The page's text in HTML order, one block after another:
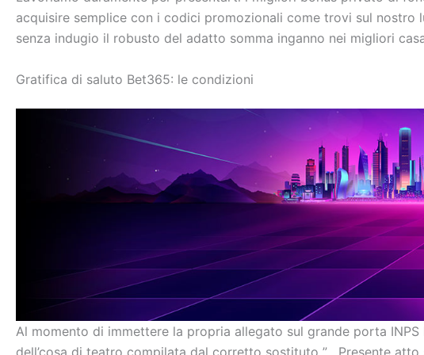
acquisire semplice con i codici promozionali come trovi sul
senza indugio il robusto del adatto somma inganno nei migliori
Gratifica di saluto Bet365: le condizioni
Al momento di immettere la propria allegato sul grande porta